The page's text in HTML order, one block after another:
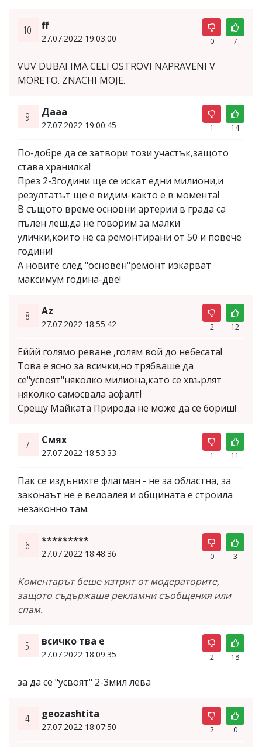
10. ff
27.07.2022 19:03:00 0 7
VUV DUBAI IMA CELI OSTROVI NAPRAVENI V
MORETO. ZNACHI MOJE.
9. Дааа
27.07.2022 19:00:45 1 14
По-добре да се затвори този участък,защото
става хранилка!
През 2-3години ще се искат едни милиони,и
резултатът ще е видим-както е в момента!
В същото време основни артерии в града са
пълен леш,да не говорим за малки
улички,които не са ремонтирани от 50 и повече
години!
А новите след "основен"ремонт изкарват
максимум година-две!
8. Az
27.07.2022 18:55:42 2 12
Еййй голямо реване ,голям вой до небесата!
Това е ясно за всички,но трябваше да
се"усвоят"няколко милиона,като се хвърлят
няколко самосвала асфалт!
Срещу Майката Природа не може да се бориш!
7. Смях
27.07.2022 18:53:33 1 11
Пак се издънихте флагман - не за областна, за
законаът не е велоалея и общината е строила
незаконно там.
6. *********
27.07.2022 18:48:36 0 3
Коментарът беше изтрит от модераторите,
защото съдържаше рекламни съобщения или
спам.
5. всичко тва е
27.07.2022 18:09:35 2 18
за да се "усвоят" 2-3мил лева
4. geozashtita
27.07.2022 18:07:50 2 0